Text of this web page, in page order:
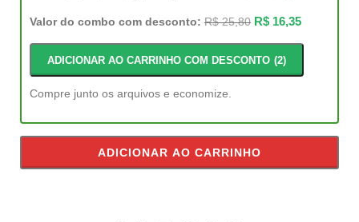
Valor do combo com desconto: R$25,80 R$ 16,35
ADICIONAR AO CARRINHO COM DESCONTO 2
Compre junto os arquivos e economize.
ADICIONAR AO CARRINHO